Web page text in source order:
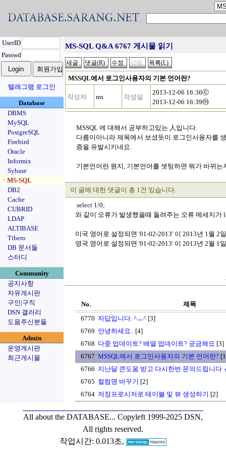
UserID
Passwd
텔레그램 로그인
Database
DBMS
MySQL
PostgreSQL
Firebird
Oracle
Informix
Sybase
ㆍMS-SQL
DB2
Cache
CUBRID
LDAP
ALTIBASE
Tibero
DB 문서들
스터디
Community
공지사항
자유게시판
구인|구직
DSN 갤러리
도움주신분들
Admin
운영게시판
최근게시물
MS-SQL Q&A 6767 게시물 읽기
MSSQL에서 로그인사용자의 기본 언어란?
작성자 ms 작성일
2013-12-06 16:36ⓒ
2013-12-06 16:39ⓜ
MSSQL 에 대해서 공부하고있는 人입니다.
다름이아니라 제목에서 보셨듯이 로그인사용자를
증을 유발시키네요.
기본언어란 뭔지, 기본언어를 셋팅하면 뭐가 바뀌
이 글에 대한 댓글이 총 1건 있습니다.
select 1/0;
와 같이 오류가 발생했을때 돌려주는 오류 메세지가
미국 영어로 설정되면 '01-02-2013' 이 2013년 1월 2
영국 영어로 설정되면 '01-02-2013' 이 2013년 2월 1
No.
제목
6770 자답입니다. ^ㅡ^ [3]
6769 안녕하세요.. [4]
6768 다중 업데이트? 배열 업데이트? 궁금해요 [3]
6767 MSSQL에서 로그인사용자의 기본 언어란?
6766 지난달 큰도움 받고 다시한번 문의드립니다
6765 컬럼명 바꾸기 [2]
6764 저장프로시저로 테이블 및 뷰 생성하기 [2]
All about the DATABASE... Copyleft 1999-2025 DSN,
All rights reserved.
작업시간: 0.013초,